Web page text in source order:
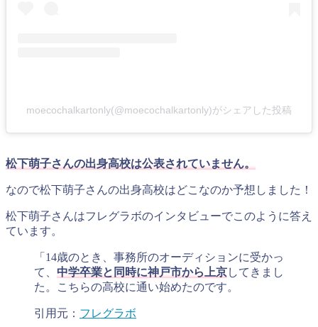
moecochalkartonly(@moecochalkartonly)がシェアした投稿
松下萌子さんの出身高校は公表されていません。
なので松下萌子さんの出身高校はどこなのか予想しました！
松下萌子さんはフレグラボのインタビューでこのように答え
ています。
「14歳のとき、事務所のオーディションに受かっ
て、 中学卒業と同時に神戸市から上京してきまし
た。こちらの高校に通い始めたのです。
引用元： フレグラボ